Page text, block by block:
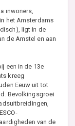
inwoners,
het Amsterdams
ligt in de
de Amstel en aan
een in de 13e
kreeg
Eeuw uit tot
Bevolkingsgroei
van de